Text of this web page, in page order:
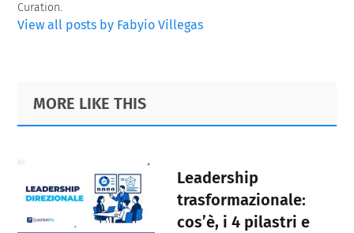
Curation.
View all posts by Fabyio Villegas
Primary
Sidebar
Footer
MORE LIKE THIS
Leadership
trasformazionale:
cos’è, i 4 pilastri e